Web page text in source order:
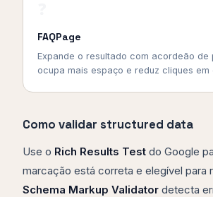
FAQPage
Expande o resultado com acordeão
ocupa mais espaço e reduz cliques em
Como validar structured data
Use o Rich Results Test do Google
marcação está correta e elegível para
Schema Markup Validator detecta